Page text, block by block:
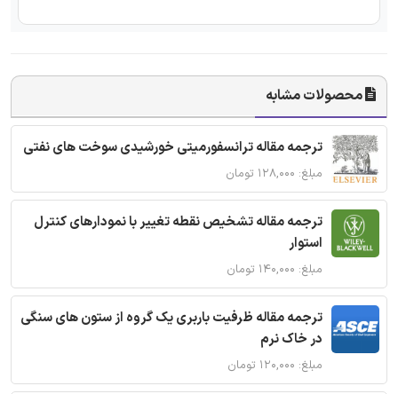
محصولات مشابه
ترجمه مقاله ترانسفورمیتی خورشیدی سوخت های نفتی
مبلغ: ۱۲۸,۰۰۰ تومان
ترجمه مقاله تشخیص نقطه تغییر با نمودارهای کنترل
استوار
مبلغ: ۱۴۰,۰۰۰ تومان
ترجمه مقاله ظرفیت باربری یک گروه از ستون های سنگی
در خاک نرم
مبلغ: ۱۲۰,۰۰۰ تومان